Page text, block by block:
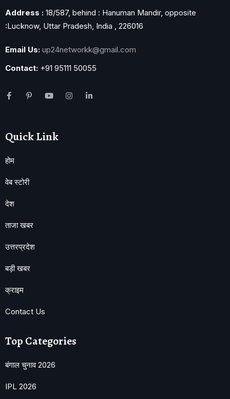
Address : 18/587, behind : Hanuman Mandir, opposite
:Lucknow, Uttar Pradesh, India , 226016
Email Us: up24networkk@gmail.com
Contact: +91 95111 50055
Quick Link
होम
वेब स्टोरी
देश
ताजा खबर
उत्तरप्रदेश
बड़ी खबर
क्राइम
Contact Us
Top Categories
बंगाल चुनाव 2026
IPL 2026